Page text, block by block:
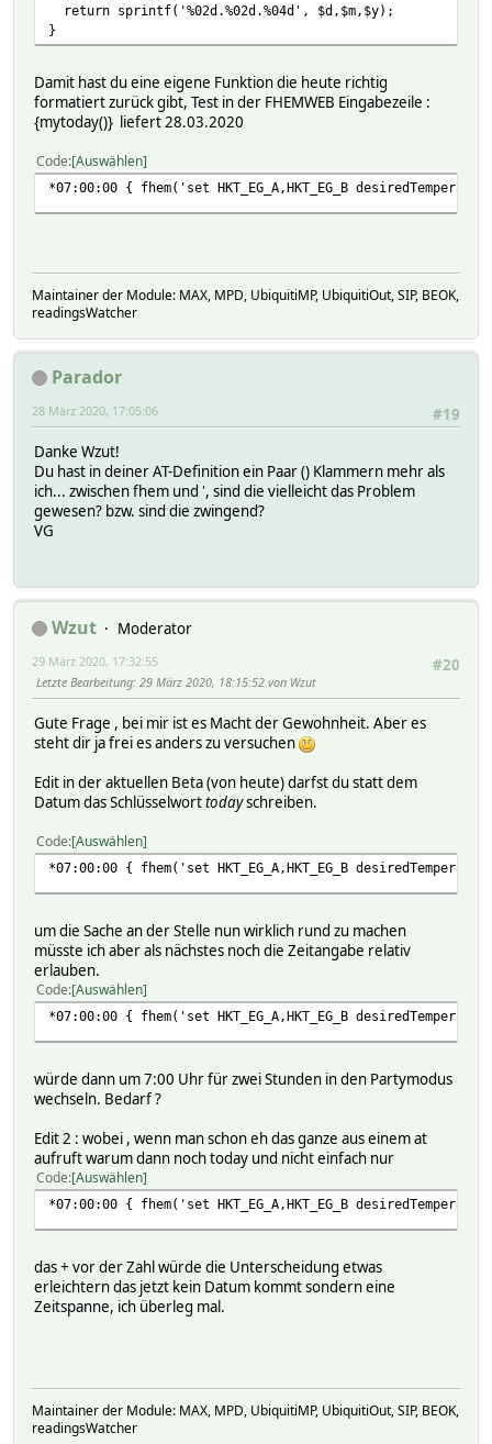
return sprintf('%02d.%02d.%04d', $d,$m,$y);
}
Damit hast du eine eigene Funktion die heute richtig
formatiert zurück gibt, Test in der FHEMWEB Eingabezeile :
{mytoday()} liefert 28.03.2020
Code Auswählen
*07:00:00 { fhem('set HKT_EG_A,HKT_EG_B
Maintainer der Module: MAX, MPD, UbiquitiMP, UbiquitiOut, SIP, BEOK,
readingsWatcher
Parador
#19
28 März 2020, 17:05:06
Danke Wzut!
Du hast in deiner AT-Definition ein Paar () Klammern mehr als
ich... zwischen fhem und ', sind die vielleicht das Problem
gewesen? bzw. sind die zwingend?
VG
Wzut
Moderator
#20
29 März 2020, 17:32:55
Letzte Bearbeitung: 29 März 2020, 18:15:52 von Wzut
Gute Frage , bei mir ist es Macht der Gewohnheit. Aber es
steht dir ja frei es anders zu versuchen
Edit in der aktuellen Beta (von heute) darfst du statt dem
Datum das Schlüsselworttodayschreiben.
Code Auswählen
*07:00:00 { fhem('set HKT_EG_A,HKT_EG_B
um die Sache an der Stelle nun wirklich rund zu machen
müsste ich aber als nächstes noch die Zeitangabe relativ
erlauben.
Code Auswählen
*07:00:00 { fhem('set HKT_EG_A,HKT_EG_B
würde dann um 7:00 Uhr für zwei Stunden in den Partymodus
wechseln. Bedarf ?
Edit 2 : wobei , wenn man schon eh das ganze aus einem at
aufruft warum dann noch today und nicht einfach nur
Code Auswählen
*07:00:00 { fhem('set HKT_EG_A,HKT_EG_B
das + vor der Zahl würde die Unterscheidung etwas
erleichtern das jetzt kein Datum kommt sondern eine
Zeitspanne, ich überleg mal.
Maintainer der Module: MAX, MPD, UbiquitiMP, UbiquitiOut, SIP, BEOK,
readingsWatcher